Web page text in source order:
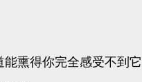
熏得你完全感受不到